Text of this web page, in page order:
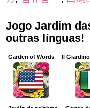
Jogo Jardim
outras línguas!
Garden of Words Il